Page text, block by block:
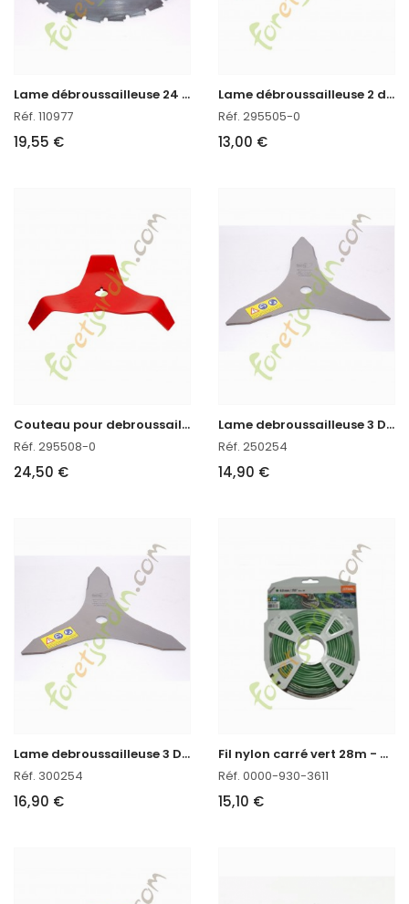
L
ame débroussailleuse 24 dents en Stock
Réf. 110977
19,55 €
L
ame débroussailleuse 2 dents courbée Oregon réf : 295505-0
Réf. 295505-0
13,00 €
C
outeau pour debroussailleuse broyeur 300 Oregon réf : 295508-0 en stock
Réf. 295508-0
24,50 €
L
ame debroussailleuse 3 Dents 250
Réf. 250254
14,90 €
L
ame debroussailleuse 3 Dents 300
Réf. 300254
16,90 €
F
il nylon carré vert 28m - 4mm Stihl
Réf. 0000-930-3611
15,10 €